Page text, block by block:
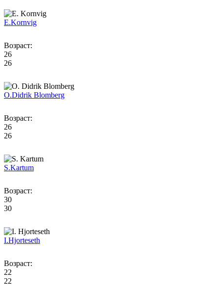
E.Kornvig
Возраст:
26
26
O.Didrik Blomberg
Возраст:
26
26
S.Kartum
Возраст:
30
30
I.Hjorteseth
Возраст:
22
22